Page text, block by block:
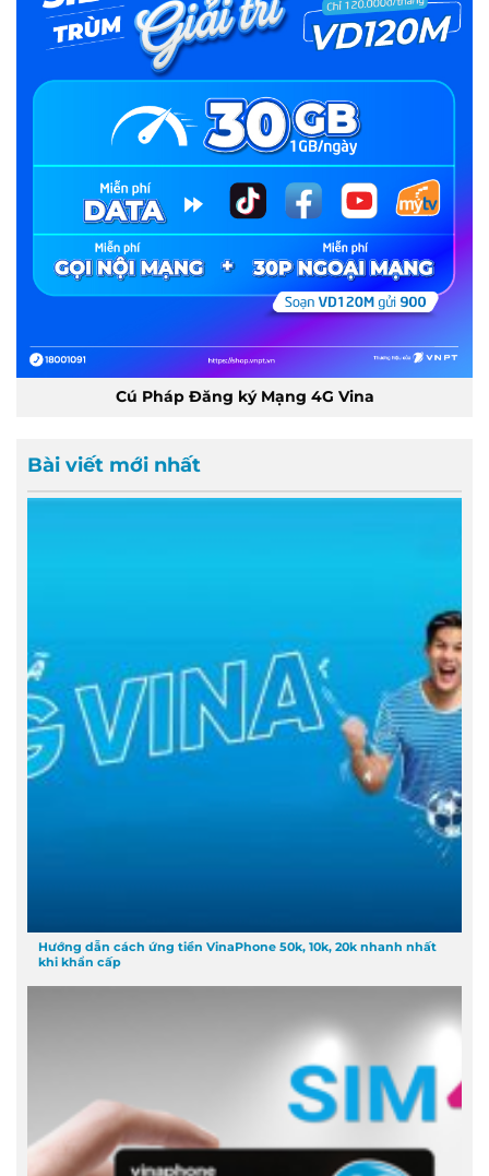
Cú Pháp Đăng ký Mạng 4G Vina
Bài viết mới nhất
Hướng dẫn cách ứng tiền VinaPhone 50k, 10k, 20k nhanh nhất
khi khẩn cấp